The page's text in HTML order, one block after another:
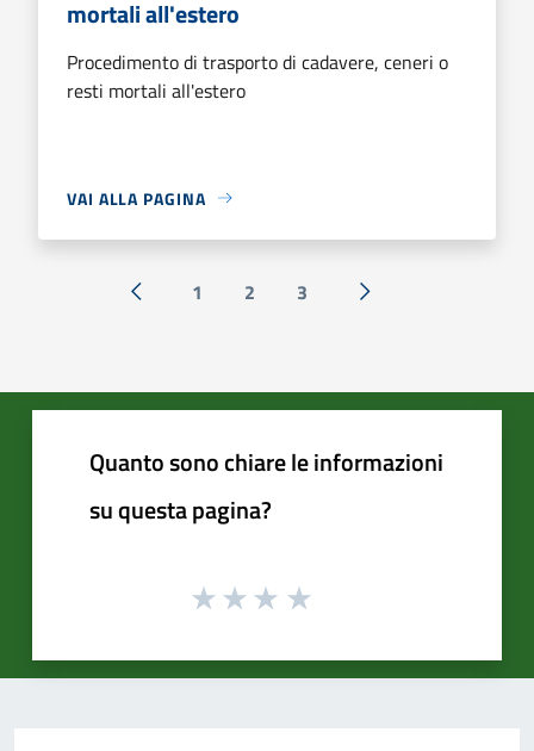
mortali all'estero
Procedimento di trasporto di cadavere, ceneri o
resti mortali all'estero
VAI ALLA PAGINA
« Precedente
1 2 3 Successiva »
Quanto sono chiare le informazioni
su questa pagina?